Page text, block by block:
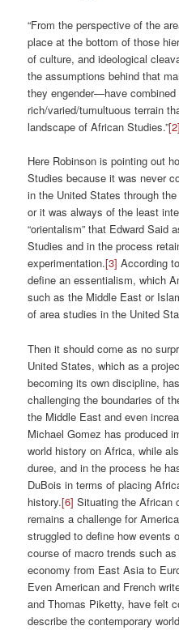
“From the perspective of the
place at the bottom of those
of culture, and ideological
the assumptions behind that
they engender—have combined
rich/varied/tumultuous terrain
landscape of African Studies.”[2]
Here Robinson is pointing out
Studies because it was never
in the United States through
or it was always of the least
“orientalism” that Edward Said
Studies and in the process
experimentation.[3] According
define an essentialism, which
such as the Middle East or
of area studies in the United
Then it should come as no
United States, which as a
becoming its own discipline,
challenging the boundaries of
the Middle East and even
Michael Gomez has produced
world history on Africa, while
duree, and in the process he
DuBois in terms of placing
history.[6] Situating the African
remains a challenge for
struggled to define how events
course of macro trends such
economy from East Asia to
Even American and French
and Thomas Piketty, have felt
describe the contemporary